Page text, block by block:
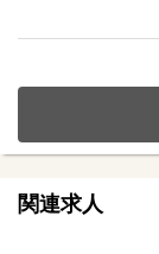
関連求人